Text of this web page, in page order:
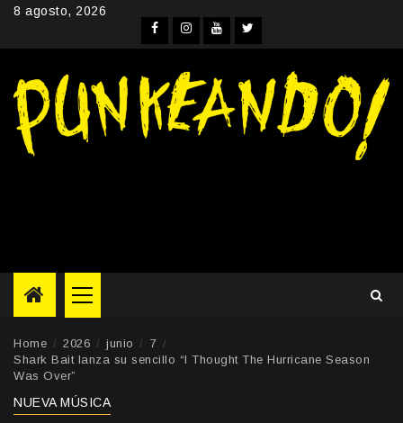
Skip8 agosto, 2026
Facebook
Instagram
YouTube
Twitter
Primary
Menu
Home 2026 junio
7
Shark Bait lanza su sencillo “I Thought The Hurricane Season
Was Over”
NUEVA MÚSICA